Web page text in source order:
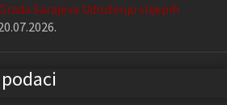
Sarajeva Udruženju slijepih